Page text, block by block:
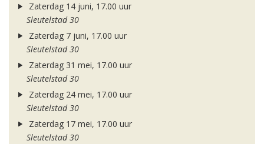
Zaterdag 14 juni, 17.00 uur
Sleutelstad 30
Zaterdag 7 juni, 17.00 uur
Sleutelstad 30
Zaterdag 31 mei, 17.00 uur
Sleutelstad 30
Zaterdag 24 mei, 17.00 uur
Sleutelstad 30
Zaterdag 17 mei, 17.00 uur
Sleutelstad 30